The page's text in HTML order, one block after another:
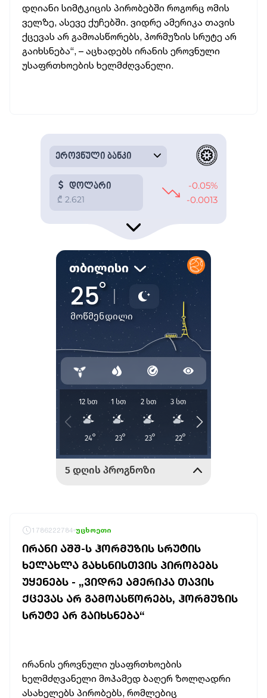
დღიანი სიმტკიცის პირობებში როგორც ომის
ველზე, ასევე ქუჩებში. ვიდრე ამერიკა თავის
ქცევას არ გამოასწორებს, ჰორმუზის სრუტე არ
გაიხსნება“, – აცხადებს ირანის ეროვნული
უსაფრთხოების ხელმძღვანელი.
1786222784 უცხოეთი
ᲘᲠᲐᲜᲘ ᲐᲨᲨ-Ს ᲰᲝᲠᲛᲣᲖᲘᲡ ᲡᲠᲣᲢᲘᲡ
ᲮᲔᲚᲐᲮᲚᲐ ᲒᲐᲮᲡᲜᲘᲡᲗᲕᲘᲡ ᲞᲘᲠᲝᲑᲔᲑᲡ
ᲣᲧᲔᲜᲔᲑᲡ - „ᲕᲘᲓᲠᲔ ᲐᲛᲔᲠᲘᲙᲐ ᲗᲐᲕᲘᲡ
ᲥᲪᲔᲕᲐᲡ ᲐᲠ ᲒᲐᲛᲝᲐᲡᲬᲝᲠᲔᲑᲡ, ᲰᲝᲠᲛᲣᲖᲘᲡ
ᲡᲠᲣᲢᲔ ᲐᲠ ᲒᲐᲘᲮᲡᲜᲔᲑᲐ“
ირანის ეროვნული უსაფრთხოების
ხელმძღვანელი მოჰამედ ბაღერ ზოლღადრი
ასახელებს პირობებს, რომლებიც